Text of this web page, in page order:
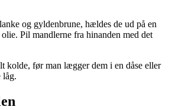
og gyldenbrune, hældes de ud på en
Pil mandlerne fra hinanden med det
kolde, før man lægger dem i en dåse eller
låg.